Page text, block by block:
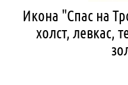
Икона "Спас на
холст, левкас,